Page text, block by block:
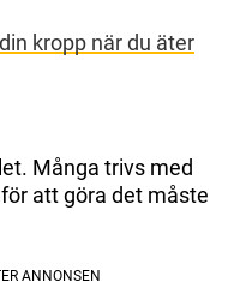
kropp när du äter
Många trivs med
att göra det måste